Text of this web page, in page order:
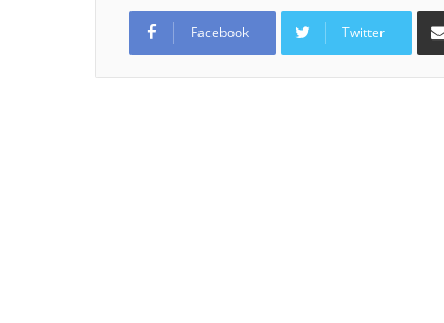
Facebook Twitter